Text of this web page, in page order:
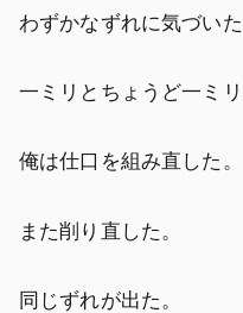
わずかなずれに気づいた
一ミリとちょうど一ミ
俺は仕口を組み直した。
また削り直した。
同じずれが出た。